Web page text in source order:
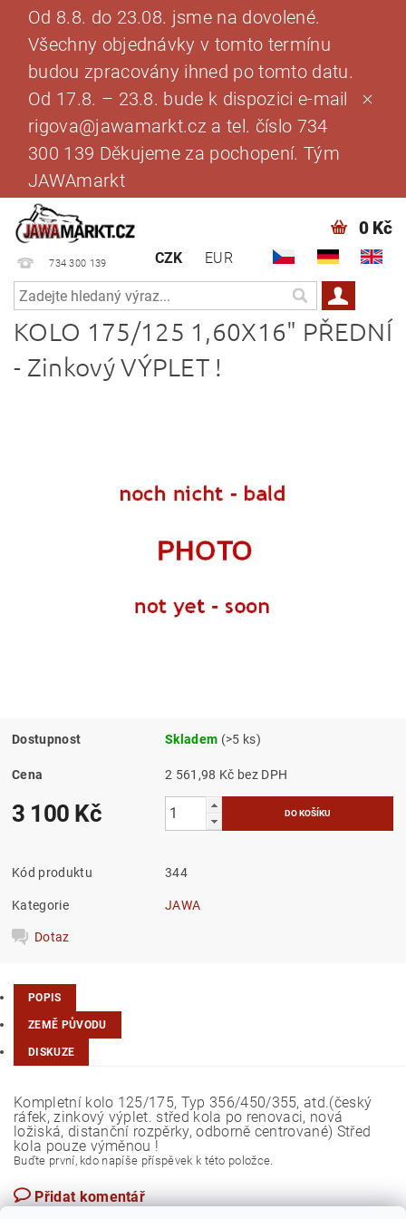
Od 8.8. do 23.08. jsme na dovolené.
Všechny objednávky v tomto termínu
budou zpracovány ihned po tomto datu.
Od 17.8. – 23.8. bude k dispozici e-mail
rigova@jawamarkt.cz a tel. číslo 734
300 139 Děkujeme za pochopení. Tým
JAWAmarkt
734 300 139 CZK EUR
0 Kč
KOLO 175/125 1,60X16" PŘEDNÍ
- Zinkový VÝPLET !
Dostupnost Skladem (>5 ks)
Cena 2 561,98 Kč bez DPH
3 100 Kč
Kód produktu 344
Kategorie JAWA
Dotaz
POPIS
ZEMĚ PŮVODU
DISKUZE
Kompletní kolo 125/175, Typ 356/450/355, atd.(český
ráfek, zinkový výplet. střed kola po renovaci, nová
ložiská, distanční rozpěrky, odborně centrované) Střed
kola pouze výměnou !
Buďte první, kdo napíše příspěvek k této položce.
Přidat komentář